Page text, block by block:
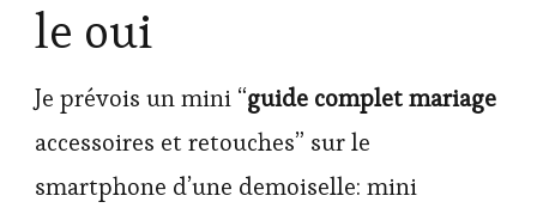
le oui
Je prévois un mini “guide complet mariage
accessoires et retouches” sur le
smartphone d’une demoiselle: mini